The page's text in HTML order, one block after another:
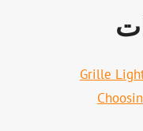
Grille